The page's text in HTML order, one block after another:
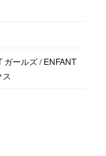
ガールズ / ENFANT